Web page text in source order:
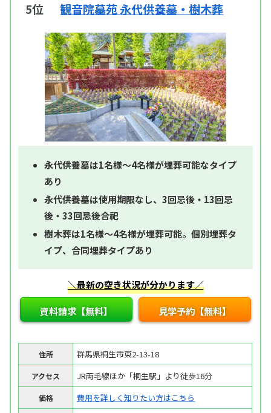
5位 観音院墓苑 永代供養墓・樹木葬
永代供養墓は1名様～4名様が埋葬可能なタイプ
あり
永代供養墓は使用期限なし、3回忌後・13回忌
後・33回忌後合祀
樹木葬は1名様～4名様が埋葬可能。個別埋葬タ
イプ、合同埋葬タイプあり
＼最新の空き状況が分かります／
資料請求【無料】 見学予約【無料】
住所 群馬県桐生市東2-13-18
アクセス JR両毛線ほか「桐生駅」より徒歩16分
価格 費用を詳しく知りたい方はこちら